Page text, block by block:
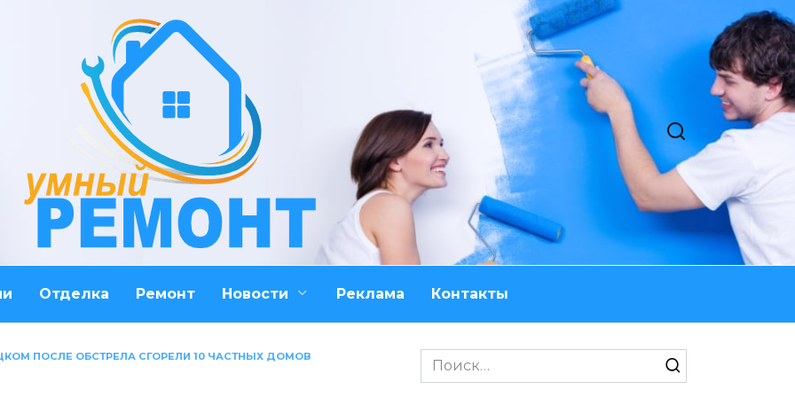
Отделка Ремонт Новости Реклама Контакты
ПОСЛЕ ОБСТРЕЛА СГОРЕЛИ 10 ЧАСТНЫХ ДОМОВ
Search
for: